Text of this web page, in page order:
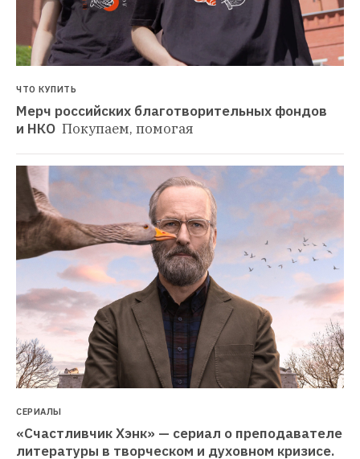
ЧТО КУПИТЬ
Мерч российских благотворительных фондов
и НКО Покупаем, помогая
СЕРИАЛЫ
«Счастливчик Хэнк» — сериал о преподавателе
литературы в творческом и духовном кризисе.